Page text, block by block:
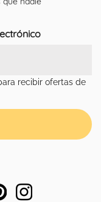
recibir ofertas de